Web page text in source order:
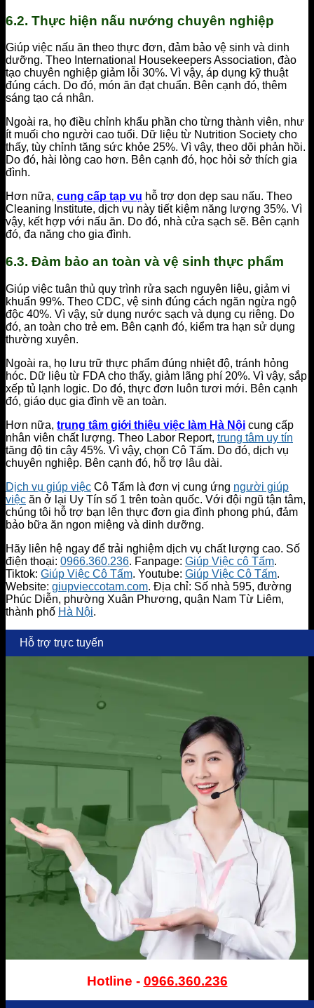
6.2. Thực hiện nấu nướng chuyên nghiệp
Giúp việc nấu ăn theo thực đơn, đảm bảo vệ sinh và dinh
dưỡng. Theo International Housekeepers Association, đào
tạo chuyên nghiệp giảm lỗi 30%. Vì vậy, áp dụng kỹ thuật
đúng cách. Do đó, món ăn đạt chuẩn. Bên cạnh đó, thêm
sáng tạo cá nhân.
Ngoài ra, họ điều chỉnh khẩu phần cho từng thành viên, như
ít muối cho người cao tuổi. Dữ liệu từ Nutrition Society cho
thấy, tùy chỉnh tăng sức khỏe 25%. Vì vậy, theo dõi phản hồi.
Do đó, hài lòng cao hơn. Bên cạnh đó, học hỏi sở thích gia
đình.
Hơn nữa, cung cấp tạp vụ hỗ trợ dọn dẹp sau nấu. Theo
Cleaning Institute, dịch vụ này tiết kiệm năng lượng 35%. Vì
vậy, kết hợp với nấu ăn. Do đó, nhà cửa sạch sẽ. Bên cạnh
đó, đa năng cho gia đình.
6.3. Đảm bảo an toàn và vệ sinh thực phẩm
Giúp việc tuân thủ quy trình rửa sạch nguyên liệu, giảm vi
khuẩn 99%. Theo CDC, vệ sinh đúng cách ngăn ngừa ngộ
độc 40%. Vì vậy, sử dụng nước sạch và dụng cụ riêng. Do
đó, an toàn cho trẻ em. Bên cạnh đó, kiểm tra hạn sử dụng
thường xuyên.
Ngoài ra, họ lưu trữ thực phẩm đúng nhiệt độ, tránh hỏng
hóc. Dữ liệu từ FDA cho thấy, giảm lãng phí 20%. Vì vậy, sắp
xếp tủ lạnh logic. Do đó, thực đơn luôn tươi mới. Bên cạnh
đó, giáo dục gia đình về an toàn.
Hơn nữa, trung tâm giới thiệu việc làm Hà Nội cung cấp
nhân viên chất lượng. Theo Labor Report, trung tâm uy tín
tăng độ tin cậy 45%. Vì vậy, chọn Cô Tấm. Do đó, dịch vụ
chuyên nghiệp. Bên cạnh đó, hỗ trợ lâu dài.
Dịch vụ giúp việc Cô Tấm là đơn vị cung ứng người giúp
việc ăn ở lại Uy Tín số 1 trên toàn quốc. Với đội ngũ tận tâm,
chúng tôi hỗ trợ bạn lên thực đơn gia đình phong phú, đảm
bảo bữa ăn ngon miệng và dinh dưỡng.
Hãy liên hệ ngay để trải nghiệm dịch vụ chất lượng cao. Số
điện thoại: 0966.360.236. Fanpage: Giúp Việc cô Tấm.
Tiktok: Giúp Việc Cô Tấm. Youtube: Giúp Việc Cô Tấm.
Website: giupvieccotam.com. Địa chỉ: Số nhà 595, đường
Phúc Diễn, phường Xuân Phương, quận Nam Từ Liêm,
thành phố Hà Nội.
Hỗ trợ trực tuyến
Hotline - 0966.360.236